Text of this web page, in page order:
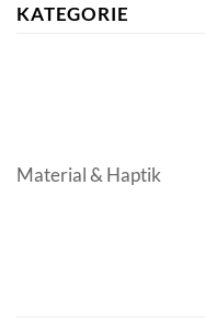
KATEGORIE
Material & Haptik